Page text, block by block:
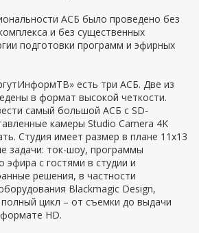
АСБ было проведено без
и без существенных
подготовки программ и эфирных
есть три АСБ. Две из
в формат высокой четкости.
самый большой АСБ с SD-
камеры Studio Camera 4K
Студия имеет размер в плане 11х13
задачи: ток-шоу, программы
эфира с гостями в студии и
решения, в частности
Blackmagic Design,
цикл – от съемки до выдачи
HD.